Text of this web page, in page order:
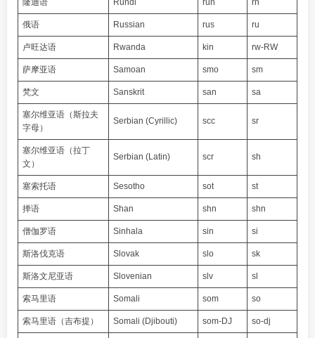
隆迪语 Rundi run rn
俄语 Russian rus ru
卢旺达语 Rwanda kin rw-RW
萨摩亚语 Samoan smo sm
梵文 Sanskrit san sa
塞尔维亚语（斯拉夫
字母）
Serbian (Cyrillic) scc sr
塞尔维亚语（拉丁
文）
Serbian (Latin) scr sh
塞索托语 Sesotho sot st
掸语 Shan shn shn
僧伽罗语 Sinhala sin si
斯洛伐克语 Slovak slo sk
斯洛文尼亚语 Slovenian slv sl
索马里语 Somali som so
索马里语（吉布提） Somali (Djibouti) som-DJ so-dj